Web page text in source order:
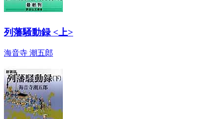
列藩騒動録 <上>
海音寺 潮五郎